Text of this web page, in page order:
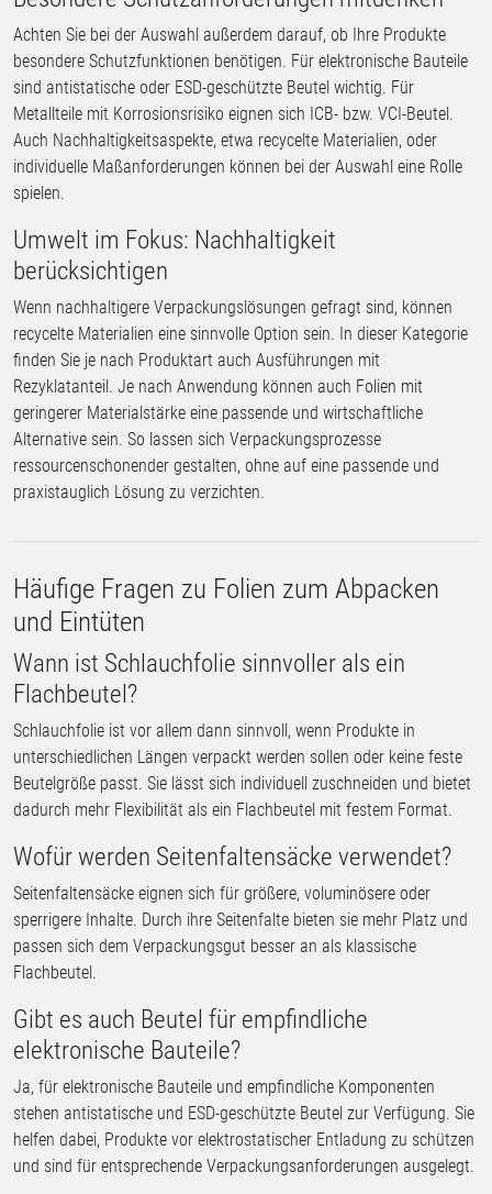
Achten Sie bei der Auswahl außerdem darauf, ob Ihre Produkte
besondere Schutzfunktionen benötigen. Für elektronische Bauteile
sind antistatische oder ESD-geschützte Beutel wichtig. Für
Metallteile mit Korrosionsrisiko eignen sich ICB- bzw. VCI-Beutel.
Auch Nachhaltigkeitsaspekte, etwa recycelte Materialien, oder
individuelle Maßanforderungen können bei der Auswahl eine Rolle
spielen.
Umwelt im Fokus: Nachhaltigkeit
berücksichtigen
Wenn nachhaltigere Verpackungslösungen gefragt sind, können
recycelte Materialien eine sinnvolle Option sein. In dieser Kategorie
finden Sie je nach Produktart auch Ausführungen mit
Rezyklatanteil. Je nach Anwendung können auch Folien mit
geringerer Materialstärke eine passende und wirtschaftliche
Alternative sein. So lassen sich Verpackungsprozesse
ressourcenschonender gestalten, ohne auf eine passende und
praxistauglich Lösung zu verzichten.
Häufige Fragen zu Folien zum Abpacken
und Eintüten
Wann ist Schlauchfolie sinnvoller als ein
Flachbeutel?
Schlauchfolie ist vor allem dann sinnvoll, wenn Produkte in
unterschiedlichen Längen verpackt werden sollen oder keine feste
Beutelgröße passt. Sie lässt sich individuell zuschneiden und bietet
dadurch mehr Flexibilität als ein Flachbeutel mit festem Format.
Wofür werden Seitenfaltensäcke verwendet?
Seitenfaltensäcke eignen sich für größere, voluminösere oder
sperrigere Inhalte. Durch ihre Seitenfalte bieten sie mehr Platz und
passen sich dem Verpackungsgut besser an als klassische
Flachbeutel.
Gibt es auch Beutel für empfindliche
elektronische Bauteile?
Ja, für elektronische Bauteile und empfindliche Komponenten
stehen antistatische und ESD-geschützte Beutel zur Verfügung. Sie
helfen dabei, Produkte vor elektrostatischer Entladung zu schützen
und sind für entsprechende Verpackungsanforderungen ausgelegt.